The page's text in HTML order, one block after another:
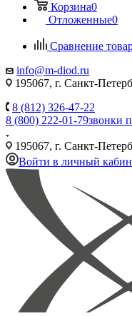
Корзина0
Отложенные0
Сравнение
info@m-diod.ru
195067, г. Санкт-
8 (812) 326-47-22
8 (800) 222-01-79звонки
195067, г. Санкт-
Войти в личный